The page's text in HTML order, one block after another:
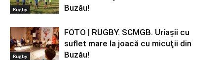
Rugby
Buzău!
Rugby
FOTO | RUGBY. SCMGB. Uriaşii cu
suflet mare la joacă cu micuţii din
Buzău!